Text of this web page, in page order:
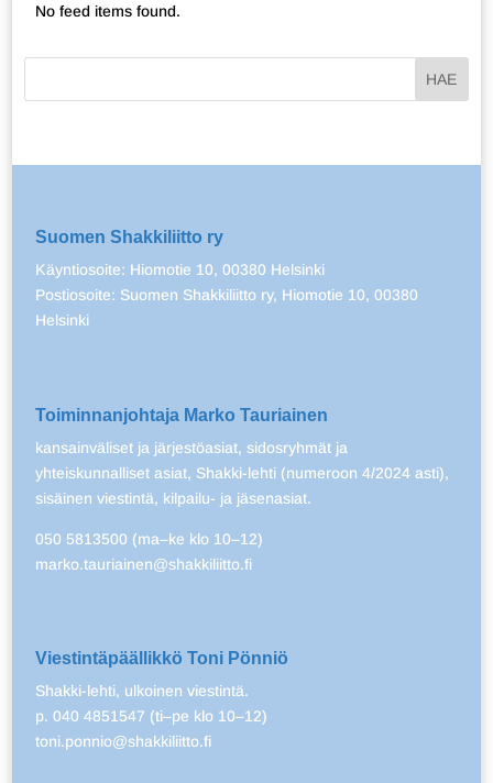
No feed items found.
Suomen Shakkiliitto ry
Käyntiosoite: Hiomotie 10, 00380 Helsinki
Postiosoite: Suomen Shakkiliitto ry, Hiomotie 10, 00380
Helsinki
Toiminnanjohtaja Marko Tauriainen
kansainväliset ja järjestöasiat, sidosryhmät ja
yhteiskunnalliset asiat, Shakki-lehti (numeroon 4/2024 asti),
sisäinen viestintä, kilpailu- ja jäsenasiat.
050 5813500 (ma–ke klo 10–12)
marko.tauriainen@shakkiliitto.fi
Viestintäpäällikkö Toni Pönniö
Shakki-lehti, ulkoinen viestintä.
p. 040 4851547 (ti–pe klo 10–12)
toni.ponnio@shakkiliitto.fi